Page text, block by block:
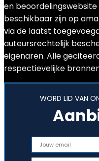
en
beschikbaar zijn op
via de laatst
auteursrechtelijk
eigenaren. Alle
respectievelijke
WORD LID VAN